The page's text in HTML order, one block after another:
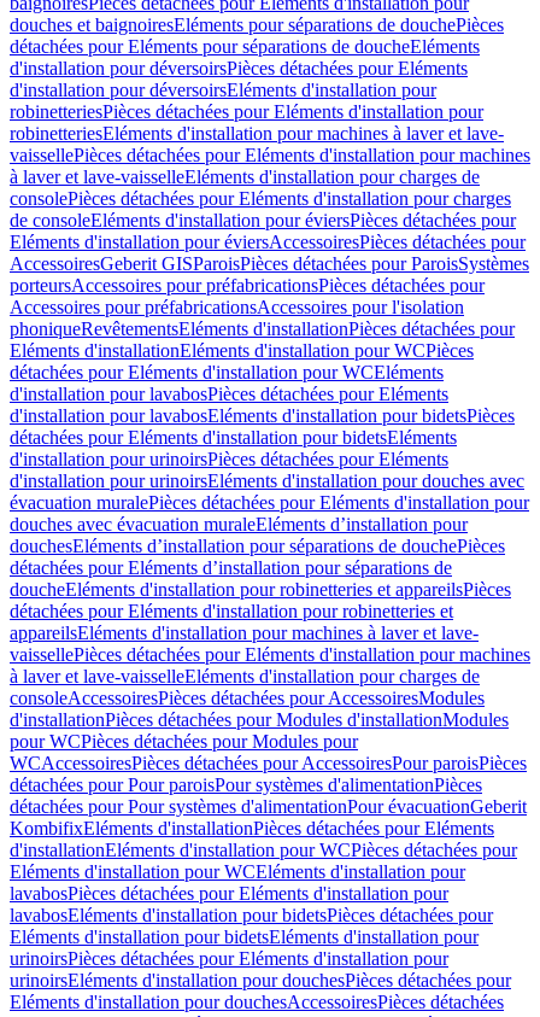
douches et baignoiresEléments pour séparations de douchePièces
détachées pour Eléments pour séparations de doucheEléments
d'installation pour déversoirsPièces détachées pour Eléments
d'installation pour déversoirsEléments d'installation pour
robinetteriesPièces détachées pour Eléments d'installation pour
robinetteriesEléments d'installation pour machines à laver et lave-
vaissellePièces détachées pour Eléments d'installation pour machines
à laver et lave-vaisselleEléments d'installation pour charges de
consolePièces détachées pour Eléments d'installation pour charges
de consoleEléments d'installation pour éviersPièces détachées pour
Eléments d'installation pour éviersAccessoiresPièces détachées pour
AccessoiresGeberit GISParoisPièces détachées pour ParoisSystèmes
porteursAccessoires pour préfabricationsPièces détachées pour
Accessoires pour préfabricationsAccessoires pour l'isolation
phoniqueRevêtementsEléments d'installationPièces détachées pour
Eléments d'installationEléments d'installation pour WCPièces
détachées pour Eléments d'installation pour WCEléments
d'installation pour lavabosPièces détachées pour Eléments
d'installation pour lavabosEléments d'installation pour bidetsPièces
détachées pour Eléments d'installation pour bidetsEléments
d'installation pour urinoirsPièces détachées pour Eléments
d'installation pour urinoirsEléments d'installation pour douches avec
évacuation muralePièces détachées pour Eléments d'installation pour
douches avec évacuation muraleEléments d’installation pour
douchesEléments d’installation pour séparations de douchePièces
détachées pour Eléments d’installation pour séparations de
doucheEléments d'installation pour robinetteries et appareilsPièces
détachées pour Eléments d'installation pour robinetteries et
appareilsEléments d'installation pour machines à laver et lave-
vaissellePièces détachées pour Eléments d'installation pour machines
à laver et lave-vaisselleEléments d'installation pour charges de
consoleAccessoiresPièces détachées pour AccessoiresModules
d'installationPièces détachées pour Modules d'installationModules
pour WCPièces détachées pour Modules pour
WCAccessoiresPièces détachées pour AccessoiresPour paroisPièces
détachées pour Pour paroisPour systèmes d'alimentationPièces
détachées pour Pour systèmes d'alimentationPour évacuationGeberit
KombifixEléments d'installationPièces détachées pour Eléments
d'installationEléments d'installation pour WCPièces détachées pour
Eléments d'installation pour WCEléments d'installation pour
lavabosPièces détachées pour Eléments d'installation pour
lavabosEléments d'installation pour bidetsPièces détachées pour
Eléments d'installation pour bidetsEléments d'installation pour
urinoirsPièces détachées pour Eléments d'installation pour
urinoirsEléments d'installation pour douchesPièces détachées pour
Eléments d'installation pour douchesAccessoiresPièces détachées